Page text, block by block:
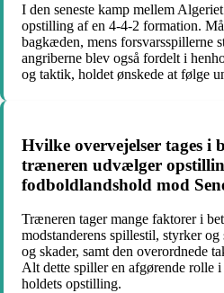
I den seneste kamp mellem
opstilling af en 4-4-2 formation.
bagkæden, mens forsvarsspillerne
angriberne blev også fordelt i
og taktik, holdet ønskede at følge
Hvilke overvejelser tages i
træneren udvælger
fodboldlandshold mod
Træneren tager mange faktorer i
modstanderens spillestil, styrker
og skader, samt den overordnede
Alt dette spiller en afgørende rolle
holdets opstilling.